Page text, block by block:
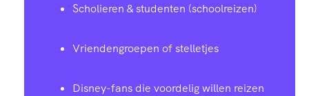
Scholieren & studenten (schoolreizen)
Vriendengroepen of stelletjes
Disney-fans die voordelig willen reizen